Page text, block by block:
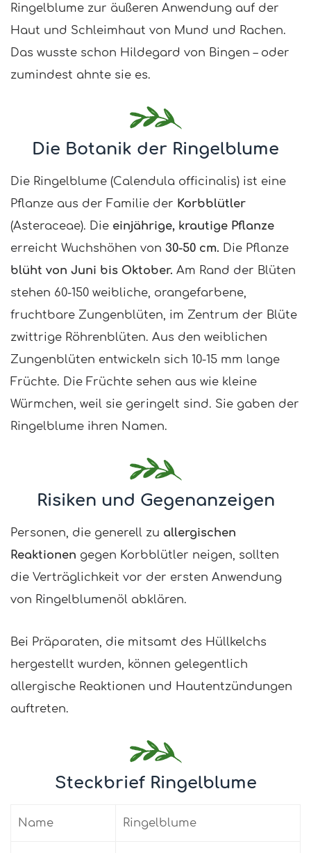
Ringelblume zur äußeren Anwendung auf der
Haut und Schleimhaut von Mund und Rachen.
Das wusste schon Hildegard von Bingen – oder
zumindest ahnte sie es.
Die Botanik der Ringelblume
Die Ringelblume (Calendula officinalis) ist eine
Pflanze aus der Familie der Korbblütler
(Asteraceae). Die einjährige, krautige Pflanze
erreicht Wuchshöhen von 30-50 cm. Die Pflanze
blüht von Juni bis Oktober. Am Rand der Blüten
stehen 60-150 weibliche, orangefarbene,
fruchtbare Zungenblüten, im Zentrum der Blüte
zwittrige Röhrenblüten. Aus den weiblichen
Zungenblüten entwickeln sich 10-15 mm lange
Früchte. Die Früchte sehen aus wie kleine
Würmchen, weil sie geringelt sind. Sie gaben der
Ringelblume ihren Namen.
Risiken und Gegenanzeigen
Personen, die generell zu allergischen
Reaktionen gegen Korbblütler neigen, sollten
die Verträglichkeit vor der ersten Anwendung
von Ringelblumenöl abklären.
Bei Präparaten, die mitsamt des Hüllkelchs
hergestellt wurden, können gelegentlich
allergische Reaktionen und Hautentzündungen
auftreten.
Steckbrief Ringelblume
Name Ringelblume